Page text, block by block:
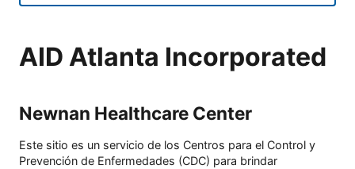
AID Atlanta Incorporated
Newnan Healthcare Center
Este sitio es un servicio de los Centros para el Control y
Prevención de Enfermedades (CDC) para brindar